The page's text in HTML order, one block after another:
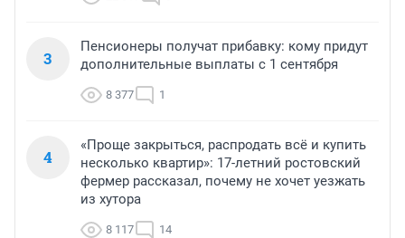
3
Пенсионеры получат прибавку: кому придут
дополнительные выплаты с 1 сентября
8 377 1
4
«Проще закрыться, распродать всё и купить
несколько квартир»: 17-летний ростовский
фермер рассказал, почему не хочет уезжать
из хутора
8 117 14